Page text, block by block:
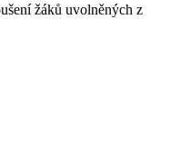
žáků uvolněných z